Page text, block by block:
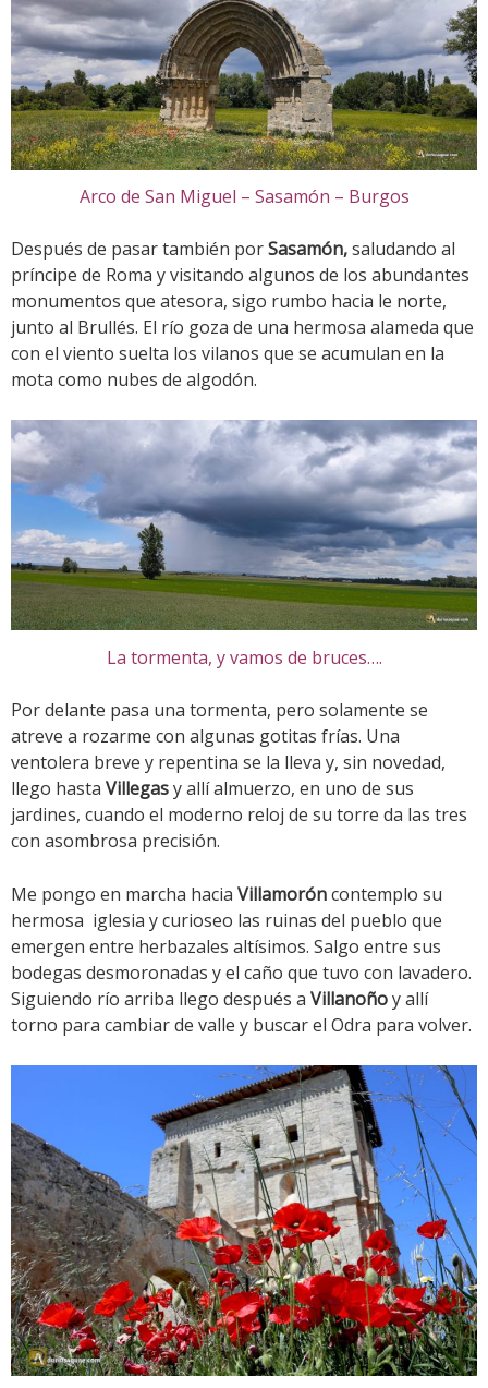
Arco de San Miguel – Sasamón – Burgos
Después de pasar también porSasamón,saludando al
príncipe de Roma y visitando algunos de los abundantes
monumentos que atesora, sigo rumbo hacia le norte,
junto al Brullés. El río goza de una hermosa alameda que
con el viento suelta los vilanos que se acumulan en la
mota como nubes de algodón.
La tormenta, y vamos de bruces….
Por delante pasa una tormenta, pero solamente se
atreve a rozarme con algunas gotitas frías. Una
ventolera breve y repentina se la lleva y, sin novedad,
llego hasta Villegasy allí almuerzo, en uno de sus
jardines, cuando el moderno reloj de su torre da las tres
con asombrosa precisión.
Me pongo en marcha hacia Villamoróncontemplo su
hermosa iglesia y curioseo las ruinas del pueblo que
emergen entre herbazales altísimos. Salgo entre sus
bodegas desmoronadas y el caño que tuvo con lavadero.
Siguiendo río arriba llego después a Villanoñoy allí
torno para cambiar de valle y buscar el Odra para volver.